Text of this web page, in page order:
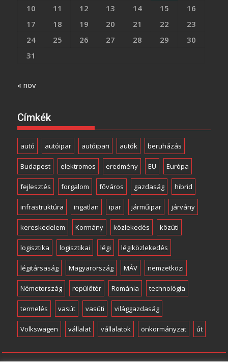
10
11 12 13 14 15
16
17
18 19 20 21 22
23
24
25 26 27 28 29
30
31
« nov
Címkék
autó autóipar autóipari autók beruházás
Budapest elektromos eredmény EU Európa
fejlesztés forgalom főváros gazdaság hibrid
infrastruktúra ingatlan ipar járműipar járvány
kereskedelem Kormány közlekedés közúti
logisztika logisztikai légi légiközlekedés
légitársaság Magyarország MÁV nemzetközi
Németország repülőtér Románia technológia
termelés vasút vasúti világgazdaság
Volkswagen vállalat vállalatok önkormányzat út